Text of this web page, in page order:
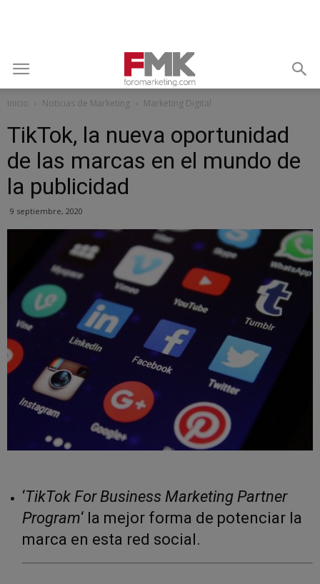
Inicio Noticias de Marketing Marketing Digital
TikTok, la nueva oportunidad
de las marcas en el mundo de
la publicidad
9 septiembre, 2020
‘TikTok For Business Marketing Partner
Program‘ la mejor forma de potenciar la
marca en esta red social.